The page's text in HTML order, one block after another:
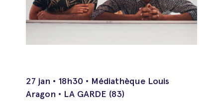
27 jan • 18h30 • Médiathèque Louis
Aragon • LA GARDE (83)